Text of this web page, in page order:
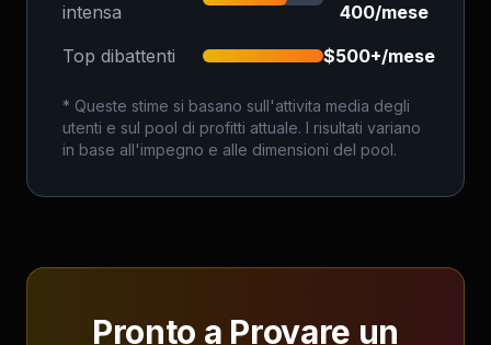
intensa
400/mese
Top dibattenti
$500+/mese
* Queste stime si basano sull'attivita media degli
utenti e sul pool di profitti attuale. I risultati variano
in base all'impegno e alle dimensioni del pool.
Pronto a Provare un